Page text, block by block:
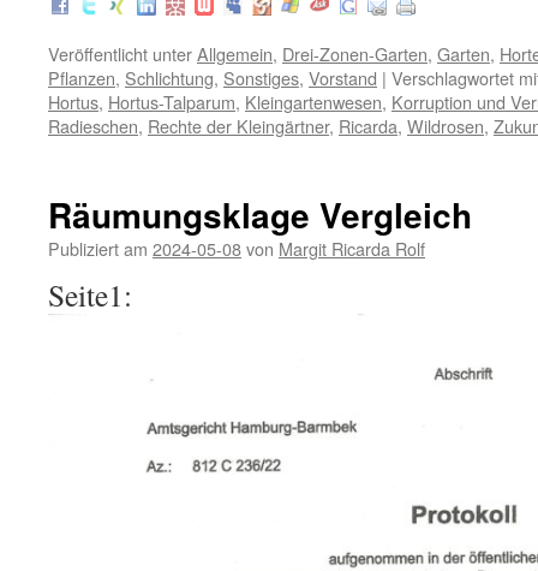
Veröffentlicht unterAllgemein, Drei-Zonen-Garten, Garten,
Pflanzen, Schlichtung, Sonstiges, Vorstand | Verschlagwortet
Hortus, Hortus-Talparum, Kleingartenwesen, Korruption und
Radieschen, Rechte der Kleingärtner, Ricarda, Wildrosen,
Räumungsklage Vergleich
Publiziert am 2024-05-08von Margit Ricarda Rolf
Seite1: